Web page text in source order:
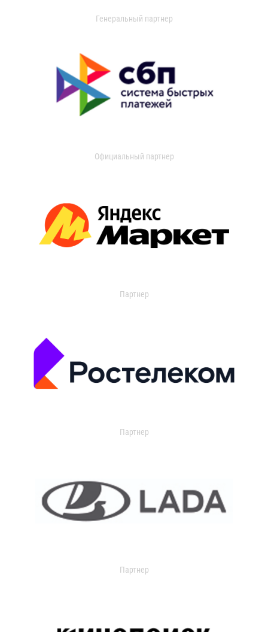
Генеральный партнер
Официальный партнер
Партнер
Партнер
Партнер